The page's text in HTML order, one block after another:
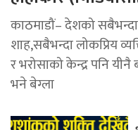
काठमाडौं– देशको सबैभन्दा
शाह,सबैभन्दा लोकप्रिय
र भरोसाको केन्द्र पनि
भने बेग्ला